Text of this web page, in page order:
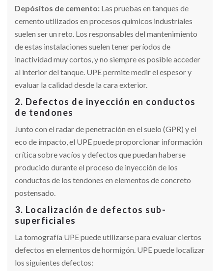
Depósitos de cemento: Las pruebas en tanques de
cemento utilizados en procesos químicos industriales
suelen ser un reto. Los responsables del mantenimiento
de estas instalaciones suelen tener períodos de
inactividad muy cortos, y no siempre es posible acceder
al interior del tanque. UPE permite medir el espesor y
evaluar la calidad desde la cara exterior.
2. Defectos de inyección en conductos
de tendones
Junto con el radar de penetración en el suelo (GPR) y el
eco de impacto, el UPE puede proporcionar información
crítica sobre vacíos y defectos que puedan haberse
producido durante el proceso de inyección de los
conductos de los tendones en elementos de concreto
postensado.
3. Localización de defectos sub-
superficiales
La tomografía UPE puede utilizarse para evaluar ciertos
defectos en elementos de hormigón. UPE puede localizar
los siguientes defectos: